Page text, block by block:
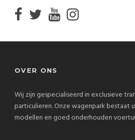
OVER ONS
Wij zijn gespecialiseerd in exclusieve
particulieren. Onze wagenpark bestaat
modellen en goed onderhouden